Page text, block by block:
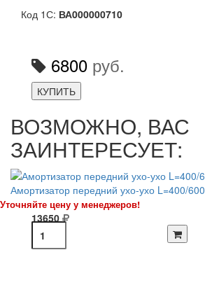
Код 1С: ВА000000710
6800 руб.
КУПИТЬ
ВОЗМОЖНО, ВАС
ЗАИНТЕРЕСУЕТ:
Амортизатор передний ухо-ухо L=400/600
Уточняйте цену у менеджеров!
13650